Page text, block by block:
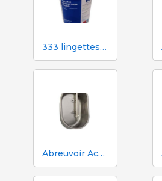
333 lingettes humides pour truies pendant l'insémination
Abreuvoir Aco Funki pour truies Multi-Drinker MULTI